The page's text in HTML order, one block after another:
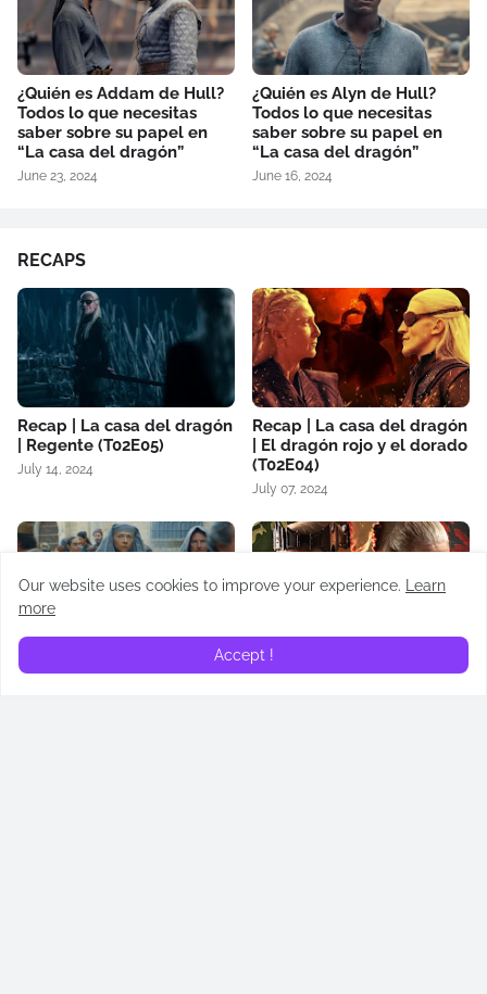
¿Quién es Addam de Hull?
Todos lo que necesitas
saber sobre su papel en
“La casa del dragón”
June 23, 2024
¿Quién es Alyn de Hull?
Todos lo que necesitas
saber sobre su papel en
“La casa del dragón”
June 16, 2024
RECAPS
Recap | La casa del dragón
| Regente (T02E05)
July 14, 2024
Recap | La casa del dragón
| El dragón rojo y el dorado
(T02E04)
July 07, 2024
Recap | La casa del dragón
| El molino ardiente
Recap | La casa del dragón
| Rhaenyra La Cruel
Our website uses cookies to improve your experience.
Learn
more
Accept !